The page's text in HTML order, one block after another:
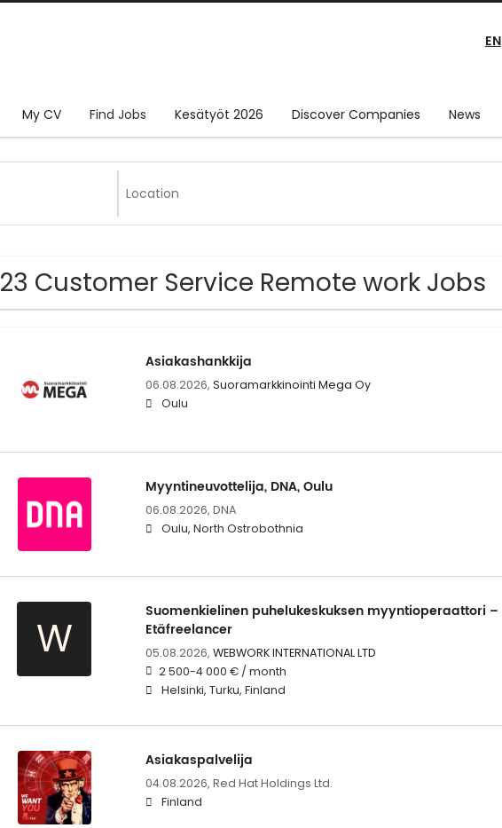
EN
My CV Find Jobs Kesätyöt 2026 Discover Companies News
23 Customer Service Remote work Jobs
Asiakashankkija
06.08.2026, Suoramarkkinointi Mega Oy
Oulu
Myyntineuvottelija, DNA, Oulu
06.08.2026, DNA
Oulu, North Ostrobothnia
W
Suomenkielinen puhelukeskuksen myyntioperaattori –
Etäfreelancer
05.08.2026, WEBWORK INTERNATIONAL LTD
2 500-4 000 € / month
Helsinki, Turku, Finland
Asiakaspalvelija
04.08.2026, Red Hat Holdings Ltd.
Finland